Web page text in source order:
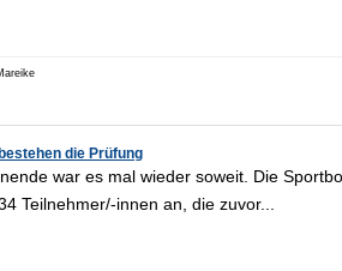
die Prüfung
war es mal wieder soweit. Die
Teilnehmer/-innen an, die zuvor...